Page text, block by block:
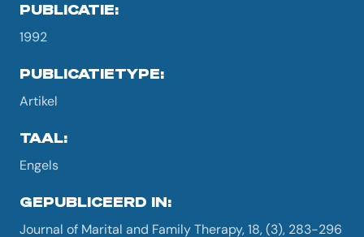
PUBLICATIE:
1992
PUBLICATIETYPE:
Artikel
TAAL:
Engels
GEPUBLICEERD IN:
Journal of Marital and Family Therapy, 18, (3), 283-296